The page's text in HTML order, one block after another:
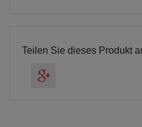
Teilen Sie dieses Produkt